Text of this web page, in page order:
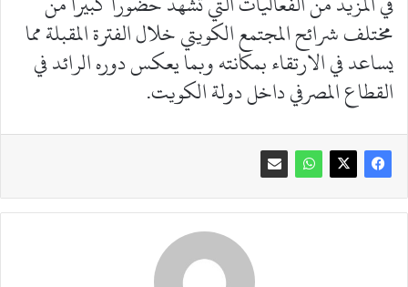
مختلف شرائح المجتمع الكويتي خلال الفترة المقبلة مما
يساعد في الارتقاء بمكانته وبما يعكس دوره الرائد في
القطاع المصرفي داخل دولة الكويت.